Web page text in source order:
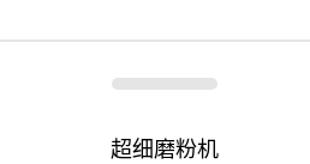
超细磨粉机